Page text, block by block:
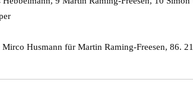
Husmann für Martin Raming-Freesen, 86.